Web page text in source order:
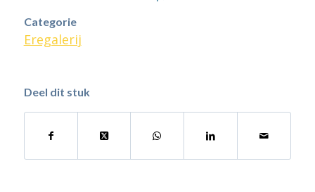
Categorie
Eregalerij
Deel dit stuk